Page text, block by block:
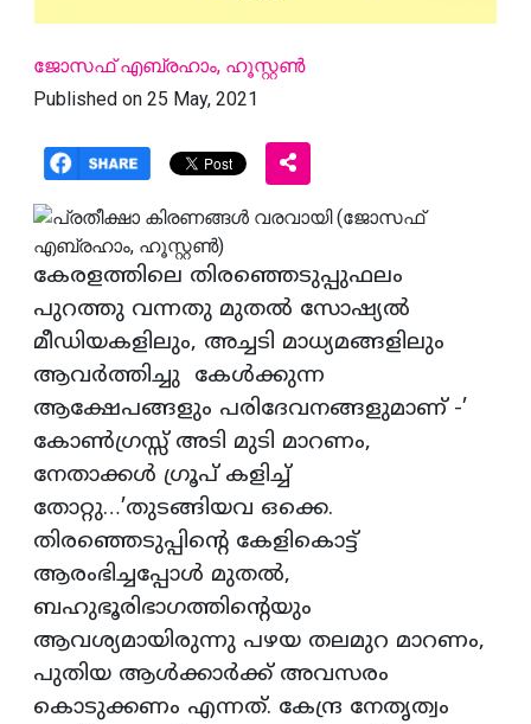
ജോസഫ് എബ്രഹാം, ഹൂസ്റ്റൺ
Published on 25 May, 2021
കേരളത്തിലെ തിരഞ്ഞെടുപ്പുഫലം
പുറത്തു വന്നതു മുതല്‍ സോഷ്യല്‍
മീഡിയകളിലും, അച്ചടി മാധ്യമങ്ങളിലും
ആവര്‍ത്തിച്ചു കേള്‍ക്കുന്ന
ആക്ഷേപങ്ങളും പരിദേവനങ്ങളുമാണ് -’
കോണ്‍ഗ്രസ്സ് അടി മുടി മാറണം,
നേതാക്കള്‍ ഗ്രൂപ് കളിച്ച്
തോറ്റു…’തുടങ്ങിയവ ഒക്കെ.
തിരഞ്ഞെടുപ്പിന്‍റെ കേളികൊട്ട്
ആരംഭിച്ചപ്പോള്‍ മുതല്‍,
ബഹുഭൂരിഭാഗത്തിന്റെയും
ആവശ്യമായിരുന്നു പഴയ തലമുറ മാറണം,
പുതിയ ആള്‍ക്കാര്‍ക്ക് അവസരം
കൊടുക്കണം എന്നത്. കേന്ദ്ര നേതൃത്വം